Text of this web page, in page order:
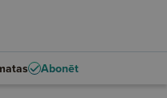
Abonēt